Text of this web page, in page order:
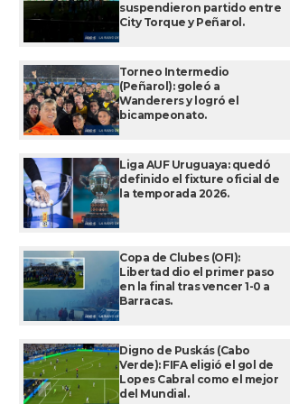
suspendieron partido entre
City Torque y Peñarol.
Torneo Intermedio
(Peñarol): goleó a
Wanderers y logró el
bicampeonato.
Liga AUF Uruguaya: quedó
definido el fixture oficial de
la temporada 2026.
Copa de Clubes (OFI):
Libertad dio el primer paso
en la final tras vencer 1-0 a
Barracas.
Digno de Puskás (Cabo
Verde): FIFA eligió el gol de
Lopes Cabral como el mejor
del Mundial.